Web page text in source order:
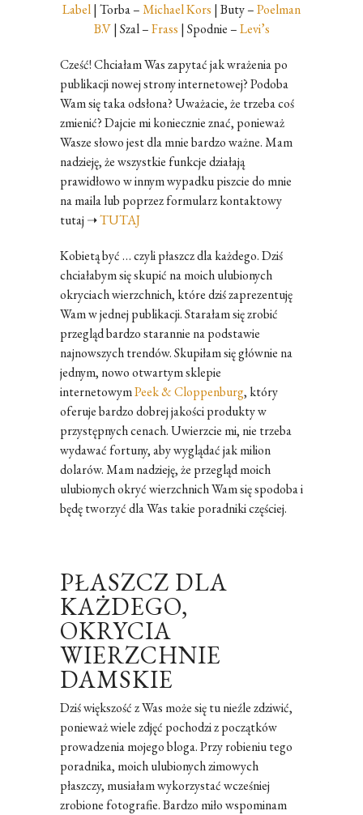
Label| Torba –Michael Kors | Buty –Poelman
B.V| Szal –Frass | Spodnie –Levi’s
Cześć! Chciałam Was zapytać jak wrażenia po
publikacji nowej strony internetowej? Podoba
Wam się taka odsłona? Uważacie, że trzeba coś
zmienić? Dajcie mi koniecznie znać, ponieważ
Wasze słowo jest dla mnie bardzo ważne. Mam
nadzieję, że wszystkie funkcje działają
prawidłowo w innym wypadku piszcie do mnie
na maila lub poprzez formularz kontaktowy
tutaj ➝TUTAJ
Kobietą być … czyli płaszcz dla każdego. Dziś
chciałabym się skupić na moich ulubionych
okryciach wierzchnich, które dziś zaprezentuję
Wam w jednej publikacji. Starałam się zrobić
przegląd bardzo starannie na podstawie
najnowszych trendów. Skupiłam się głównie na
jednym, nowo otwartym sklepie
internetowymPeek & Cloppenburg, który
oferuje bardzo dobrej jakości produkty w
przystępnych cenach. Uwierzcie mi, nie trzeba
wydawać fortuny, aby wyglądać jak milion
dolarów. Mam nadzieję, że przegląd moich
ulubionych okryć wierzchnich Wam się spodoba i
będę tworzyć dla Was takie poradniki częściej.
PŁASZCZ DLA
KAŻDEGO,
OKRYCIA
WIERZCHNIE
DAMSKIE
Dziś większość z Was może się tu nieźle zdziwić,
ponieważ wiele zdjęć pochodzi z początków
prowadzenia mojego bloga. Przy robieniu tego
poradnika, moich ulubionych zimowych
płaszczy, musiałam wykorzystać wcześniej
zrobione fotografie. Bardzo miło wspominam